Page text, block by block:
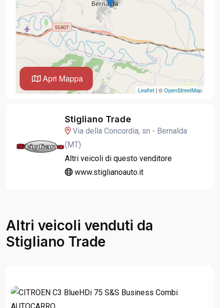
Apri Mappa
Leaflet | ©OpenStreetMap
Stigliano Trade
Via della Concordia, sn - Bernalda
(MT)
Altri veicoli di questo venditore
www.stiglianoauto.it
Altri veicoli venduti da
Stigliano Trade